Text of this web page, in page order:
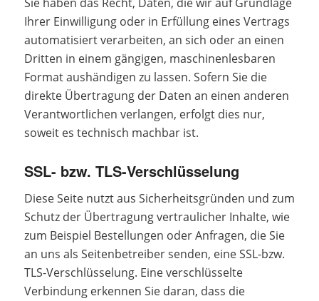
Sie haben das Recht, Daten, die wir auf Grundlage
Ihrer Einwilligung oder in Erfüllung eines Vertrags
automatisiert verarbeiten, an sich oder an einen
Dritten in einem gängigen, maschinenlesbaren
Format aushändigen zu lassen. Sofern Sie die
direkte Übertragung der Daten an einen anderen
Verantwortlichen verlangen, erfolgt dies nur,
soweit es technisch machbar ist.
SSL- bzw. TLS-Verschlüsselung
Diese Seite nutzt aus Sicherheitsgründen und zum
Schutz der Übertragung vertraulicher Inhalte, wie
zum Beispiel Bestellungen oder Anfragen, die Sie
an uns als Seitenbetreiber senden, eine SSL-bzw.
TLS-Verschlüsselung. Eine verschlüsselte
Verbindung erkennen Sie daran, dass die